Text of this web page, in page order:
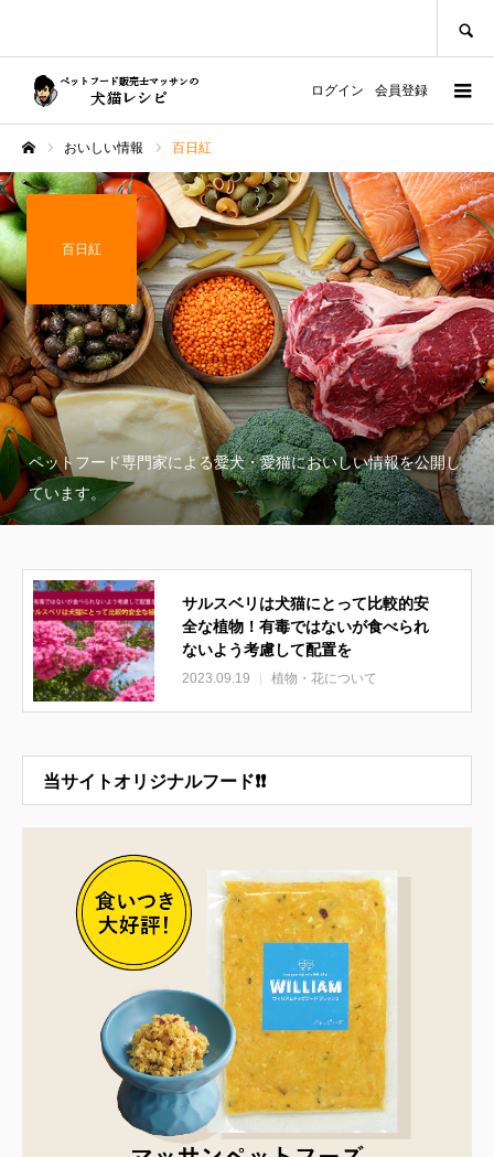
ログイン 会員登録
おいしい情報 百日紅
百日紅
ペットフード専門家による愛犬・愛猫においしい情報を公開し
ています。
サルスベリは犬猫にとって比較的安
全な植物！有毒ではないが食べられ
ないよう考慮して配置を
2023.09.19 植物・花について
当サイトオリジナルフード❗❗